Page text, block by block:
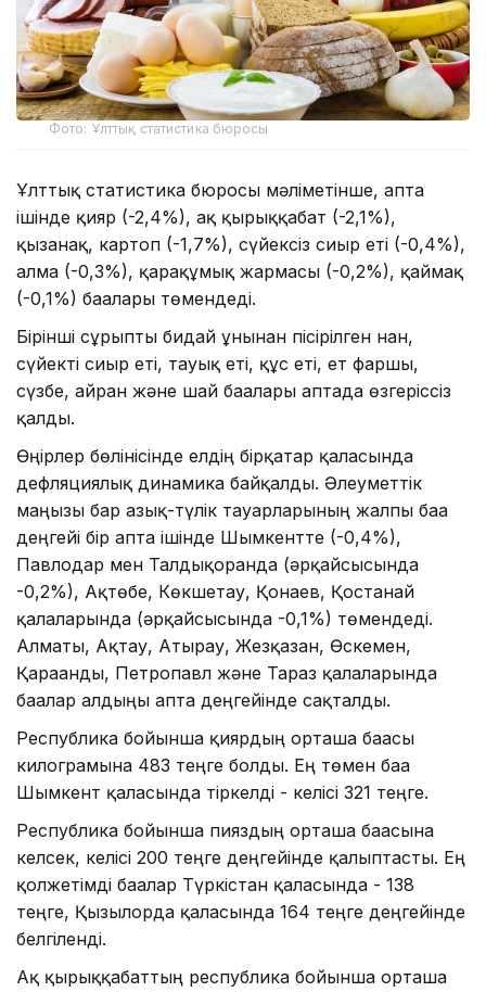
Фото: Ұлттық статистика бюросы
Ұлттық статистика бюросы мәліметінше, апта
ішінде қияр (-2,4%), ақ қырыққабат (-2,1%),
қызанақ, картоп (-1,7%), сүйексіз сиыр еті (-0,4%),
алма (-0,3%), қарақұмық жармасы (-0,2%), қаймақ
(-0,1%) бағалары төмендеді.
Бірінші сұрыпты бидай ұнынан пісірілген нан,
сүйекті сиыр еті, тауық еті, құс еті, ет фаршы,
сүзбе, айран және шай бағалары аптада өзгеріссіз
қалды.
Өңірлер бөлінісінде елдің бірқатар қаласында
дефляциялық динамика байқалды. Әлеуметтік
маңызы бар азық-түлік тауарларының жалпы баға
деңгейі бір апта ішінде Шымкентте (-0,4%),
Павлодар мен Талдықорғанда (әрқайсысында
-0,2%), Ақтөбе, Көкшетау, Қонаев, Қостанай
қалаларында (әрқайсысында -0,1%) төмендеді.
Алматы, Ақтау, Атырау, Жезқазған, Өскемен,
Қарағанды, Петропавл және Тараз қалаларында
бағалар алдыңғы апта деңгейінде сақталды.
Республика бойынша қиярдың орташа бағасы
килограмына 483 теңге болды. Ең төмен баға
Шымкент қаласында тіркелді - келісі 321 теңге.
Республика бойынша пияздың орташа бағасына
келсек, келісі 200 теңге деңгейінде қалыптасты. Ең
қолжетімді бағалар Түркістан қаласында - 138
теңге, Қызылорда қаласында 164 теңге деңгейінде
белгіленді.
Ақ қырыққабаттың республика бойынша орташа